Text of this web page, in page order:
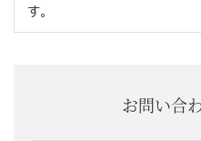
す。
お問い合